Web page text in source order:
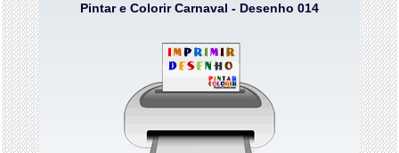
Pintar e Colorir Carnaval - Desenho 014